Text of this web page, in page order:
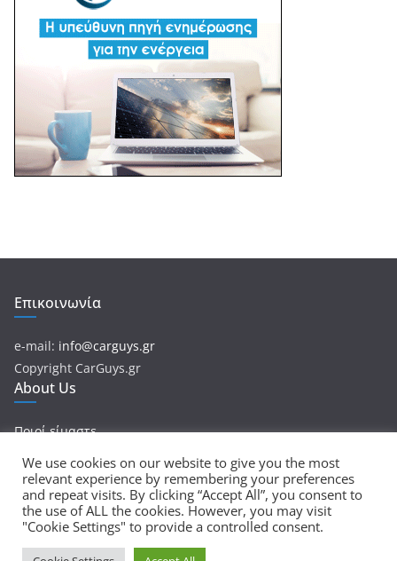
Επικοινωνία
e-mail: info@carguys.gr
Copyright CarGuys.gr
About Us
Ποιοί είμαστε
Πνευματικά Δικαιώματα © 2026CarGuys. Τα πνευματικά
δικαιώματα προστατεύονται.
Θέμα:ColorMagαπό ThemeGrill. Κατασκευασμένο με
We use cookies on our website to give you the most
relevant experience by remembering your preferences
and repeat visits. By clicking “Accept All”, you consent to
the use of ALL the cookies. However, you may visit
"Cookie Settings" to provide a controlled consent.